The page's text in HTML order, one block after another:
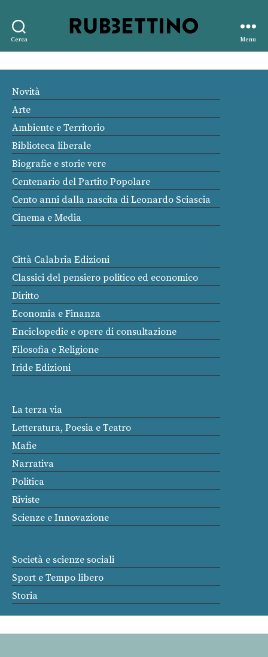
Cerca
editore
Menu
Novità
Arte
Ambiente e Territorio
Biblioteca liberale
Biografie e storie vere
Centenario del Partito Popolare
Cento anni dalla nascita di Leonardo Sciascia
Cinema e Media
Città Calabria Edizioni
Classici del pensiero politico ed economico
Diritto
Economia e Finanza
Enciclopedie e opere di consultazione
Filosofia e Religione
Iride Edizioni
La terza via
Letteratura, Poesia e Teatro
Mafie
Narrativa
Politica
Riviste
Scienze e Innovazione
Società e scienze sociali
Sport e Tempo libero
Storia